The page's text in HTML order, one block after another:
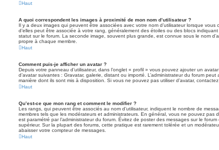
Haut
A quoi correspondent les images à proximité de mon nom d’utilisateur ?
Il y a deux images qui peuvent être associées avec votre nom d’utilisateur lorsque vous
d’elles peut être associée à votre rang, généralement des étoiles ou des blocs
statut sur le forum. La seconde image, souvent plus grande, est connue sous le nom
propre à chaque membre.
Haut
Comment puis-je afficher un avatar ?
Depuis votre panneau d’utilisateur, dans l’onglet « profil » vous pouvez ajouter un
d’avatar suivantes : Gravatar, galerie, distant ou importé. L’administrateur du forum
manière dont ils sont mis à disposition. Si vous ne pouvez pas utiliser d’avatar,
Haut
Qu’est-ce que mon rang et comment le modifier ?
Les rangs, qui peuvent être associés au nom d’utilisateur, indiquent le nombre de
membres tels que les modérateurs et administrateurs. En général, vous ne pouvez pas
est paramétré par l’administrateur du forum. Évitez de poster des messages sur le
supérieur. Sur la plupart des forums, cette pratique est rarement tolérée et un
abaisser votre compteur de messages.
Haut